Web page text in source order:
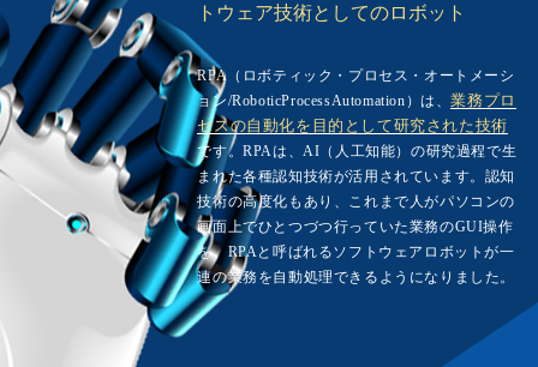
トウェア技術としてのロボット
RPA（ロボティック・プロセス・オートメーシ
ョン/RoboticProcessAutomation）は、業務プロ
セスの自動化を目的として研究された技術
です。RPAは、AI（人工知能）の研究過程で生
まれた各種認知技術が活用されています。認知
技術の高度化もあり、これまで人がパソコンの
画面上でひとつづつ行っていた業務のGUI操作
を、RPAと呼ばれるソフトウェアロボットが一
連の業務を自動処理できるようになりました。